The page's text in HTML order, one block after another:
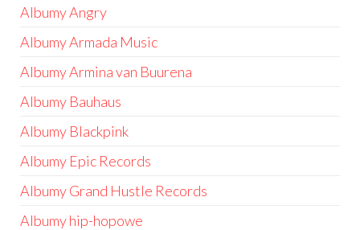
Albumy Angry
Albumy Armada Music
Albumy Armina van Buurena
Albumy Bauhaus
Albumy Blackpink
Albumy Epic Records
Albumy Grand Hustle Records
Albumy hip-hopowe